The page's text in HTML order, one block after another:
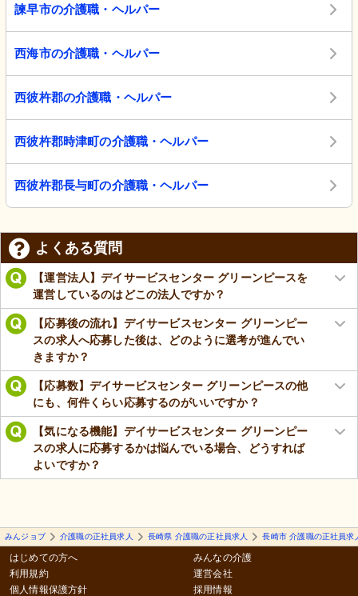
諫早市の介護職・ヘルパー
西海市の介護職・ヘルパー
西彼杵郡の介護職・ヘルパー
西彼杵郡時津町の介護職・ヘルパー
西彼杵郡長与町の介護職・ヘルパー
よくある質問
【運営法人】デイサービスセンター グリーンピースを
運営しているのはどこの法人ですか？
【応募後の流れ】デイサービスセンター グリーンピー
スの求人へ応募した後は、どのように選考が進んでい
きますか？
【応募数】デイサービスセンター グリーンピースの他
にも、何件くらい応募するのがいいですか？
【気になる機能】デイサービスセンター グリーンピー
スの求人に応募するかは悩んでいる場合、どうすれば
よいですか？
みんジョブ 介護職の正社員求人 長崎県 介護職の正社員求人 長崎市 介護職の正社員求
はじめての方へ
利用規約
個人情報保護方針
みんなの介護
運営会社
採用情報